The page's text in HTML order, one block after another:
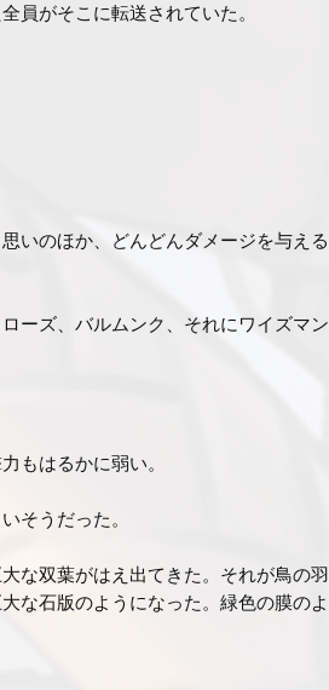
員がそこに転送されていた。
いのほか、どんどんダメージを与える
ーズ、バルムンク、それにワイズマン
もはるかに弱い。
そうだった。
な双葉がはえ出てきた。それが鳥の羽
な石版のようになった。緑色の膜のよ